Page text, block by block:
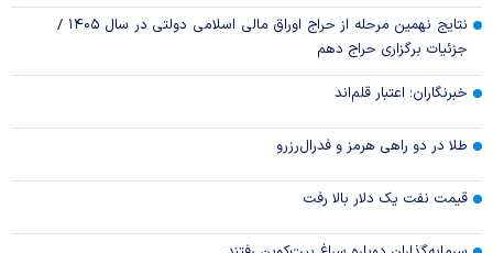
نتایج نهمین مرحله از حراج اوراق مالی اسلامی دولتی در سال ۱۴۰۵ /
جزئیات برگزاری حراج دهم
خبرنگاران؛ اعتبار قلم‌اند
طلا در دو راهی هرمز و فدرال‌رزرو
قیمت نفت یک دلار بالا رفت